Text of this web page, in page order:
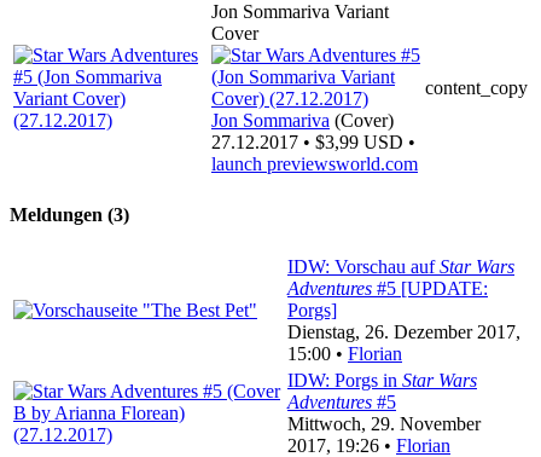
Jon Sommariva Variant
Cover
Jon Sommariva (Cover)
27.12.2017 • $3,99 USD •
launch previewsworld.com
content_copy
Meldungen (3)
IDW: Vorschau aufStar Wars
Adventures #5 [UPDATE:
Porgs]
Dienstag, 26. Dezember 2017,
15:00 • Florian
IDW: Porgs in Star Wars
Adventures #5
Mittwoch, 29. November
2017, 19:26 • Florian